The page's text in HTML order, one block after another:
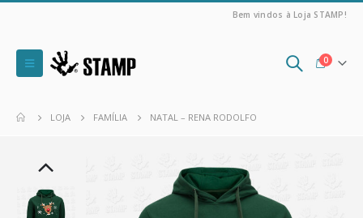
Bem vindos à Loja STAMP!
0
LOJA FAMÍLIA NATAL – RENA RODOLFO